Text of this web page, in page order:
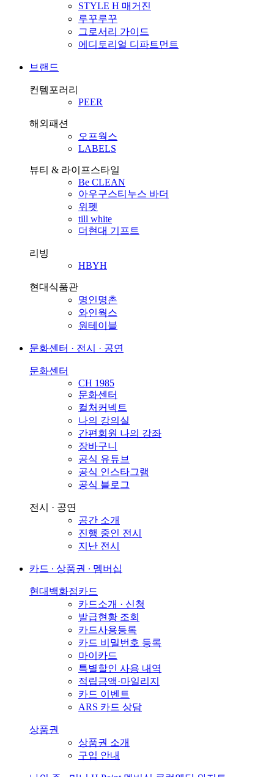
STYLE H 매거진
루꾸루꾸
그로서리 가이드
에디토리얼 디파트먼트
브랜드
컨템포러리
PEER
해외패션
오프웍스
LABELS
뷰티 & 라이프스타일
Be CLEAN
아우구스티누스 바더
위펫
till white
더현대 기프트
리빙
HBYH
현대식품관
명인명촌
와인웍스
원테이블
문화센터 · 전시 · 공연
문화센터
CH 1985
문화센터
컬처커넥트
나의 강의실
간편회원 나의 강좌
장바구니
공식 유튜브
공식 인스타그램
공식 블로그
전시 · 공연
공간 소개
진행 중인 전시
지난 전시
카드 ∙ 상품권 ∙ 멤버십
현대백화점카드
카드소개 · 신청
발급현황 조회
카드사용등록
카드 비밀번호 등록
마이카드
특별할인 사용 내역
적립금액·마일리지
카드 이벤트
ARS 카드 상담
상품권
상품권 소개
구입 안내